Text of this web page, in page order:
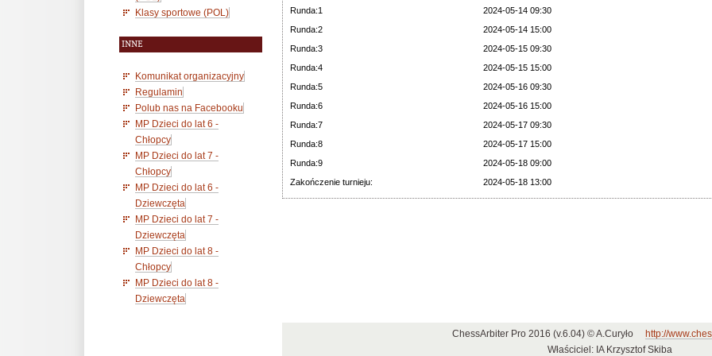
Klasy sportowe (POL)
INNE
Komunikat organizacyjny
Regulamin
Polub nas na Facebooku
MP Dzieci do lat 6 -
Chłopcy
MP Dzieci do lat 7 -
Chłopcy
MP Dzieci do lat 6 -
Dziewczęta
MP Dzieci do lat 7 -
Dziewczęta
MP Dzieci do lat 8 -
Chłopcy
MP Dzieci do lat 8 -
Dziewczęta
Runda:1
2024-05-14 09:30
Runda:2
2024-05-14 15:00
Runda:3
2024-05-15 09:30
Runda:4
2024-05-15 15:00
Runda:5
2024-05-16 09:30
Runda:6
2024-05-16 15:00
Runda:7
2024-05-17 09:30
Runda:8
2024-05-17 15:00
Runda:9
2024-05-18 09:00
Zakończenie turnieju:
2024-05-18 13:00
ChessArbiter Pro 2016 (v.6.04) © A.Curyło
http://
Właściciel: IA Krzysztof Skiba